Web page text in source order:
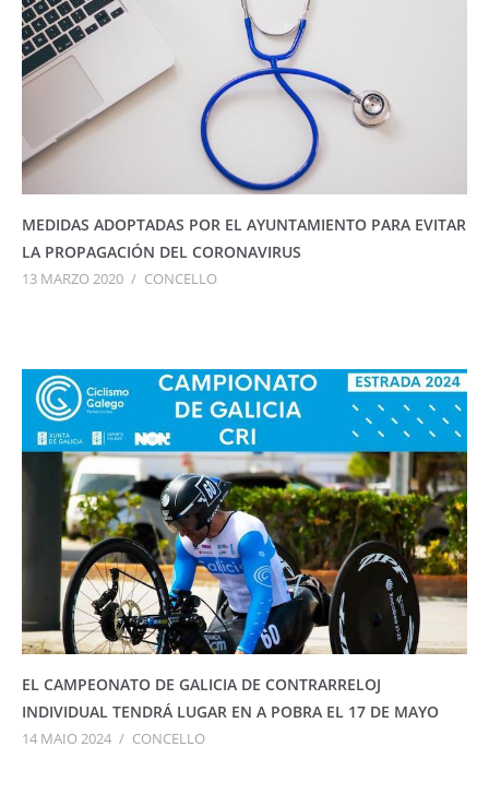
MEDIDAS ADOPTADAS POR EL AYUNTAMIENTO PARA EVITAR
LA PROPAGACIÓN DEL CORONAVIRUS
13 MARZO 2020 / CONCELLO
EL CAMPEONATO DE GALICIA DE CONTRARRELOJ
INDIVIDUAL TENDRÁ LUGAR EN A POBRA EL 17 DE MAYO
14 MAIO 2024 / CONCELLO